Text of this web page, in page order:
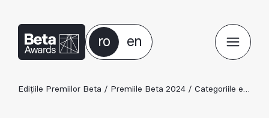
ro en
Edițiile Premiilor Beta / Premiile Beta 2024 / Categoriile ediției 2024